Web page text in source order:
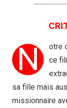
N otre
ce
sa fille mais
missionnaire